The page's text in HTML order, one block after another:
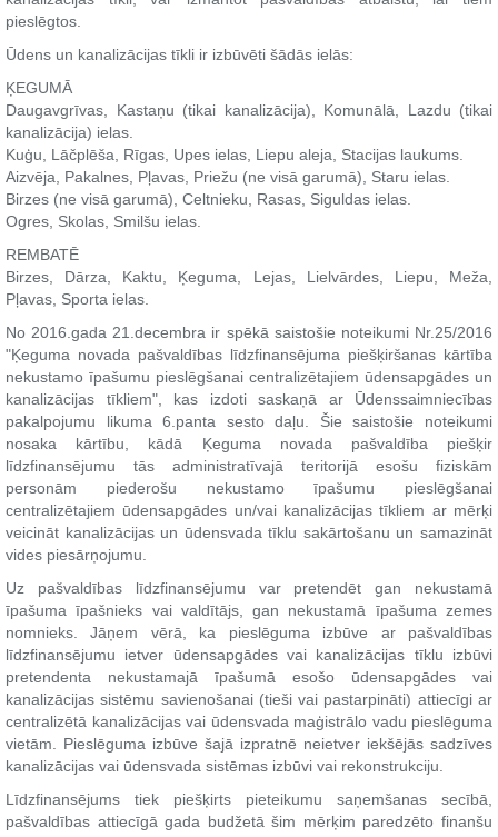
pieslēgtos.
Ūdens un kanalizācijas tīkli ir izbūvēti šādās ielās:
ĶEGUMĀ
Daugavgrīvas, Kastaņu (tikai kanalizācija), Komunālā, Lazdu (tikai
kanalizācija) ielas.
Kuģu, Lāčplēša, Rīgas, Upes ielas, Liepu aleja, Stacijas laukums.
Aizvēja, Pakalnes, Pļavas, Priežu (ne visā garumā), Staru ielas.
Birzes (ne visā garumā), Celtnieku, Rasas, Siguldas ielas.
Ogres, Skolas, Smilšu ielas.
REMBATĒ
Birzes, Dārza, Kaktu, Ķeguma, Lejas, Lielvārdes, Liepu, Meža,
Pļavas, Sporta ielas.
No 2016.gada 21.decembra ir spēkā saistošie noteikumi Nr.25/2016
"Ķeguma novada pašvaldības līdzfinansējuma piešķiršanas kārtība
nekustamo īpašumu pieslēgšanai centralizētajiem ūdensapgādes un
kanalizācijas tīkliem", kas izdoti saskaņā ar Ūdenssaimniecības
pakalpojumu likuma 6.panta sesto daļu. Šie saistošie noteikumi
nosaka kārtību, kādā Ķeguma novada pašvaldība piešķir
līdzfinansējumu tās administratīvajā teritorijā esošu fiziskām
personām piederošu nekustamo īpašumu pieslēgšanai
centralizētajiem ūdensapgādes un/vai kanalizācijas tīkliem ar mērķi
veicināt kanalizācijas un ūdensvada tīklu sakārtošanu un samazināt
vides piesārņojumu.
Uz pašvaldības līdzfinansējumu var pretendēt gan nekustamā
īpašuma īpašnieks vai valdītājs, gan nekustamā īpašuma zemes
nomnieks. Jāņem vērā, ka pieslēguma izbūve ar pašvaldības
līdzfinansējumu ietver ūdensapgādes vai kanalizācijas tīklu izbūvi
pretendenta nekustamajā īpašumā esošo ūdensapgādes vai
kanalizācijas sistēmu savienošanai (tieši vai pastarpināti) attiecīgi ar
centralizētā kanalizācijas vai ūdensvada maģistrālo vadu pieslēguma
vietām. Pieslēguma izbūve šajā izpratnē neietver iekšējās sadzīves
kanalizācijas vai ūdensvada sistēmas izbūvi vai rekonstrukciju.
Līdzfinansējums tiek piešķirts pieteikumu saņemšanas secībā,
pašvaldības attiecīgā gada budžetā šim mērķim paredzēto finanšu